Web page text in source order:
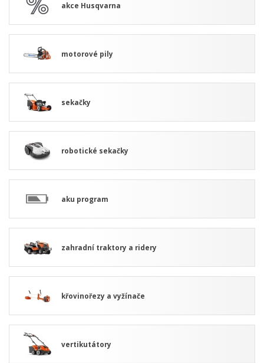
akce Husqvarna
motorové pily
sekačky
robotické sekačky
aku program
zahradní traktory a ridery
křovinořezy a vyžínače
vertikutátory